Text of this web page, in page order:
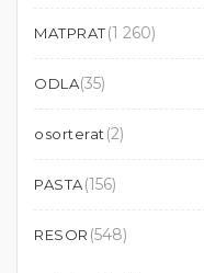
MATPRAT(1 260)
ODLA(35)
osorterat (2)
PASTA(156)
RESOR (548)